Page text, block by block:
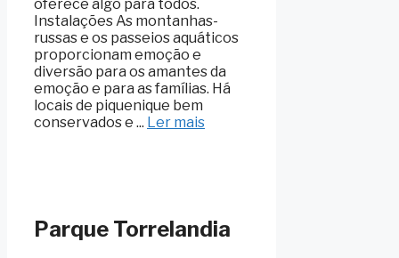
oferece algo para todos.
Instalações As montanhas-
russas e os passeios aquáticos
proporcionam emoção e
diversão para os amantes da
emoção e para as famílias. Há
locais de piquenique bem
conservados e ... Ler mais
Parque Torrelandia